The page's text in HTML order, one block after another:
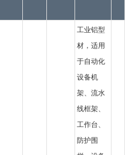
工业铝型
材，适用
于自动化
设备机
架、流水
线框架、
工作台、
防护围